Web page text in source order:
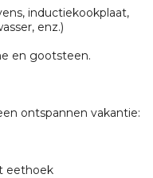
inductiekookplaat,
enz.)
en gootsteen.
ontspannen vakantie:
eethoek